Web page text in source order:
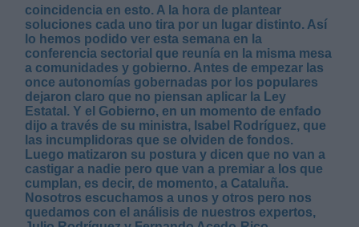
coincidencia en esto. A la hora de plantear
soluciones cada uno tira por un lugar distinto. Así
lo hemos podido ver esta semana en la
conferencia sectorial que reunía en la misma mesa
a comunidades y gobierno. Antes de empezar las
once autonomías gobernadas por los populares
dejaron claro que no piensan aplicar la Ley
Estatal. Y el Gobierno, en un momento de enfado
dijo a través de su ministra, Isabel Rodríguez, que
las incumplidoras que se olviden de fondos.
Luego matizaron su postura y dicen que no van a
castigar a nadie pero que van a premiar a los que
cumplan, es decir, de momento, a Cataluña.
Nosotros escuchamos a unos y otros pero nos
quedamos con el análisis de nuestros expertos,